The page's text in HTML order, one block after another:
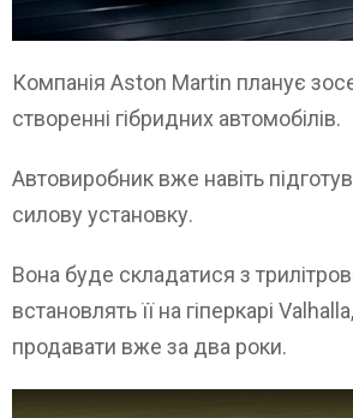
Компанія Aston Martin планує
створенні гібридних автомобілів.
Автовиробник вже навіть
силову установку.
Вона буде складатися з
встановлять її на гіперкарі
продавати вже за два роки.